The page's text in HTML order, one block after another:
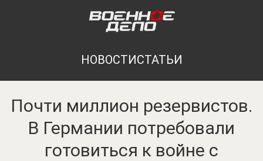
НОВОСТИСТАТЬИ
Почти миллион резервистов.
В Германии потребовали
готовиться к войне с